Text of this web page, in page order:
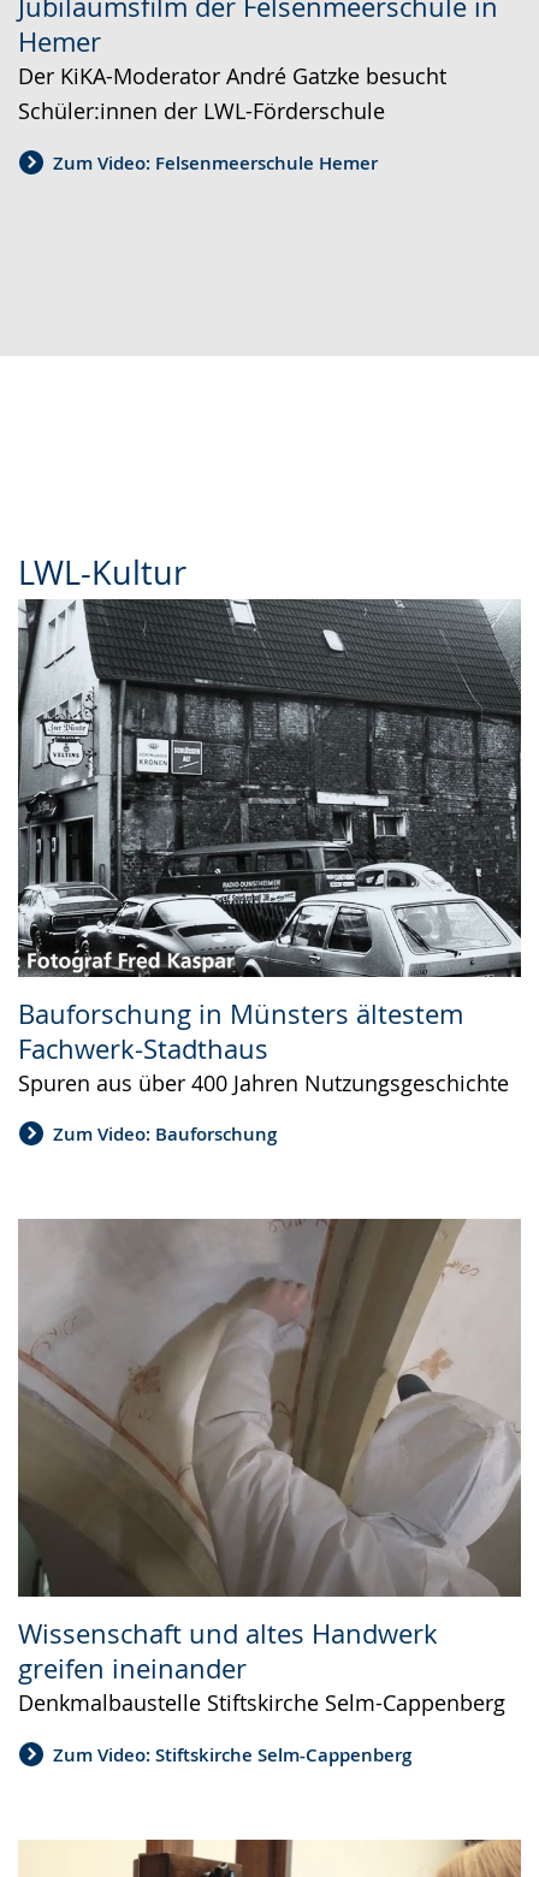
Hemer
Der KiKA-Moderator André Gatzke besucht
Schüler:innen der LWL-Förderschule
Zum Video: Felsenmeerschule Hemer
LWL-Kultur
Bauforschung in Münsters ältestem
Fachwerk-Stadthaus
Spuren aus über 400 Jahren Nutzungsgeschichte
Zum Video: Bauforschung
Wissenschaft und altes Handwerk
greifen ineinander
Denkmalbaustelle Stiftskirche Selm-Cappenberg
Zum Video: Stiftskirche Selm-Cappenberg